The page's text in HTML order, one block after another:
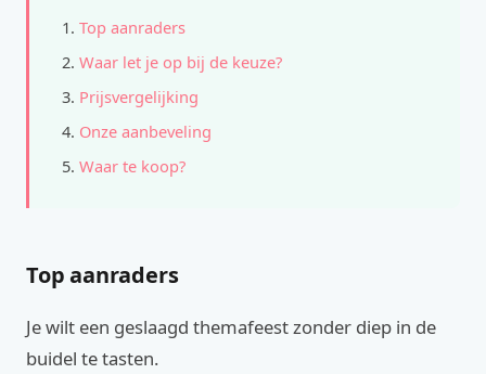
Top aanraders
Waar let je op bij de keuze?
Prijsvergelijking
Onze aanbeveling
Waar te koop?
Top aanraders
Je wilt een geslaagd themafeest zonder diep in de
buidel te tasten.